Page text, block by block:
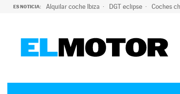
ES NOTICIA: Alquilar coche Ibiza DGT eclipse Coches
ELÉCTRICOS